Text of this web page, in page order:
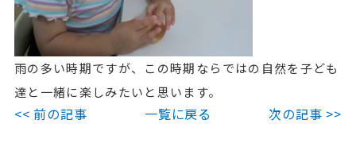
雨の多い時期ですが、この時期ならではの自然を子ども
達と一緒に楽しみたいと思います。
<< 前の記事 一覧に戻る 次の記事 >>